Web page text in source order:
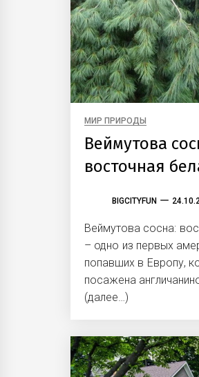
МИР ПРИРОДЫ
Веймутова
восточная
BIGCITYFUN
Веймутова сосна:
– одно из первых
попавших в Европу,
посажена
(далее…)